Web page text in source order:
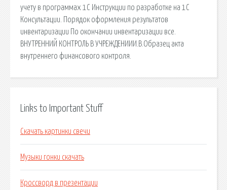
учету в программах 1С Инструкции по разработке на 1С
Консультации. Порядок оформления результатов
инвентаризации По окончании инвентаризации все.
ВНУТРЕННИЙ КОНТРОЛЬ В УЧРЕЖДЕНИИИ.В.Образец акта
внутреннего финансового контроля.
Links to Important Stuff
Скачать картинки свечи
Музыки гонки скачать
Кроссворд в презентации